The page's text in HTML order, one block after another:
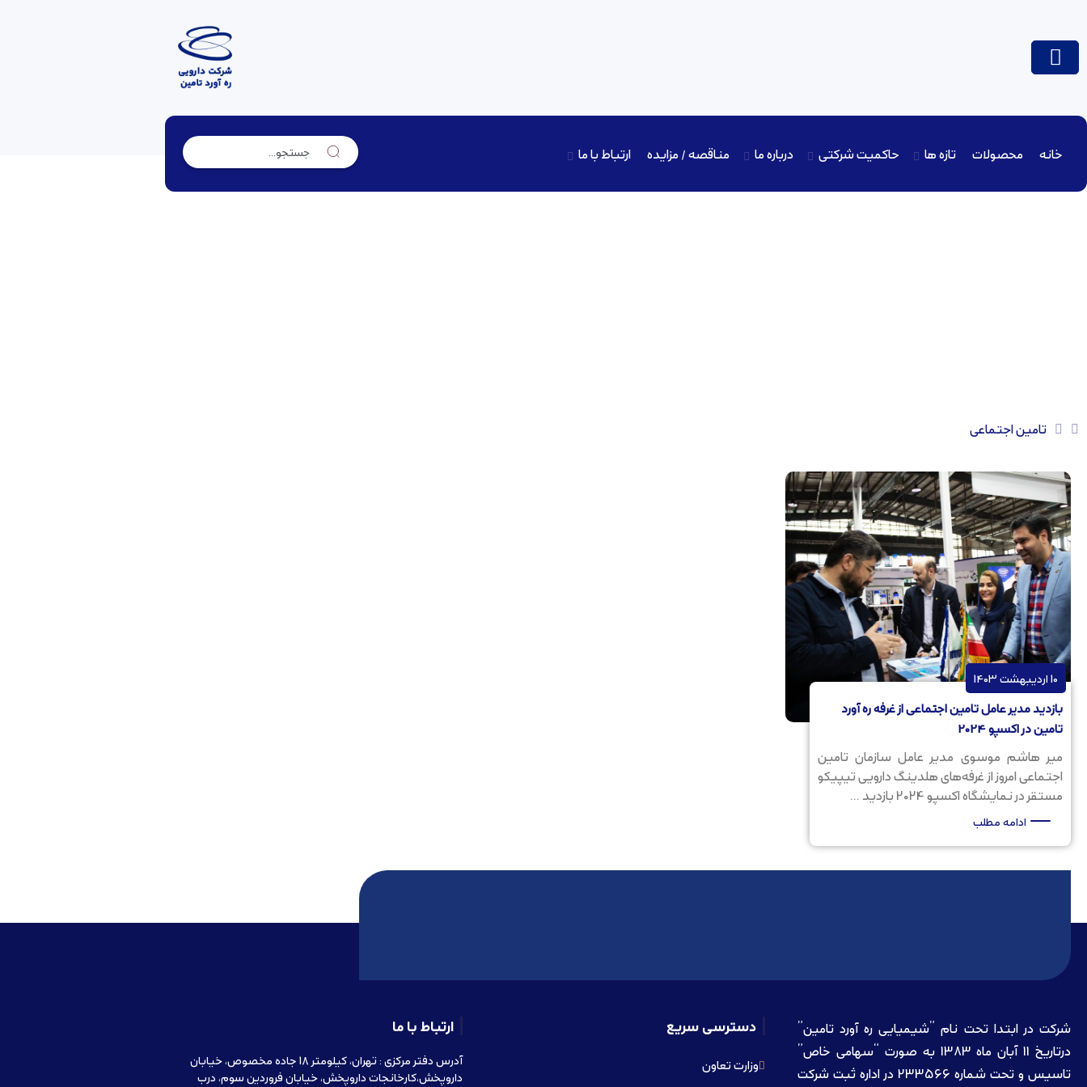
خانه محصولات تازه ها حاکمیت شرکتی درباره ما مناقصه / مزایده ارتباط با ما
تامین اجتماعی
10 اردیبهشت 1403
بازدید مدیر عامل تامین اجتماعی از غرفه ره آورد
تامین در اکسپو 2024
میر هاشم موسوی مدیر عامل سازمان تامین
اجتماعی امروز از غرفه‌های هلدینگ دارویی تیپیکو
مستقر در نمایشگاه اکسپو 2024 بازدید ...
ادامه مطلب
شرکت در ابتدا تحت نام ”شیمیایی ره آورد تامين”
درتاريخ 11 آبان ماه 1383 به صورت “سهامی خاص”
تاسيس و تحت شماره 233566 در اداره ثبت شرکت
دسترسی سریع
وزارت تعاون
ارتباط با ما
آدرس دفتر مرکزی : تهران، کیلومتر 18 جاده مخصوص، خیابان
داروپخش،کارخانجات داروپخش، خیابان فروردین سوم، درب